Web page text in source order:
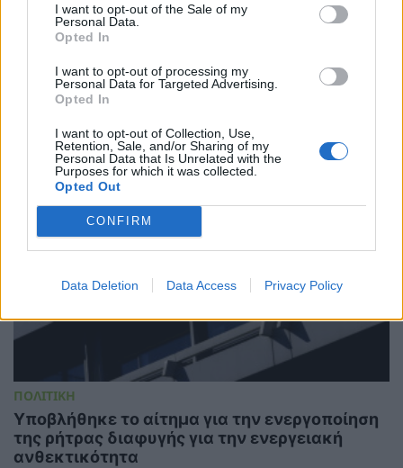
I want to opt-out of the Sale of my
Personal Data.
Opted In
I want to opt-out of processing my
Personal Data for Targeted Advertising.
Opted In
I want to opt-out of Collection, Use,
Retention, Sale, and/or Sharing of my
Personal Data that Is Unrelated with the
Purposes for which it was collected.
Opted Out
CONFIRM
Data Deletion Data Access Privacy Policy
ΠΟΛΙΤΙΚΗ
Μητσοτάκης: 700 εκατ. ευρώ για τη μείωση
αναβάθμιση της μεταποίησης ως το 2030
06/08/2026 - 15:08
ΠΟΛΙΤΙΚΗ
Υποβλήθηκε το αίτημα για την ενεργοποίηση
της ρήτρας διαφυγής για την ενεργειακή
ανθεκτικότητα